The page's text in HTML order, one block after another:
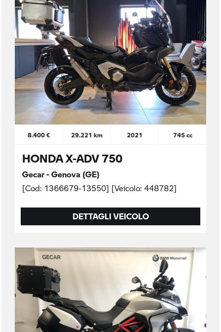
8.400 € 29.221 km 2021 745 cc
HONDA X-ADV 750
Gecar - Genova (GE)
[Cod: 1366679-13550] [Veicolo: 448782]
DETTAGLI VEICOLO